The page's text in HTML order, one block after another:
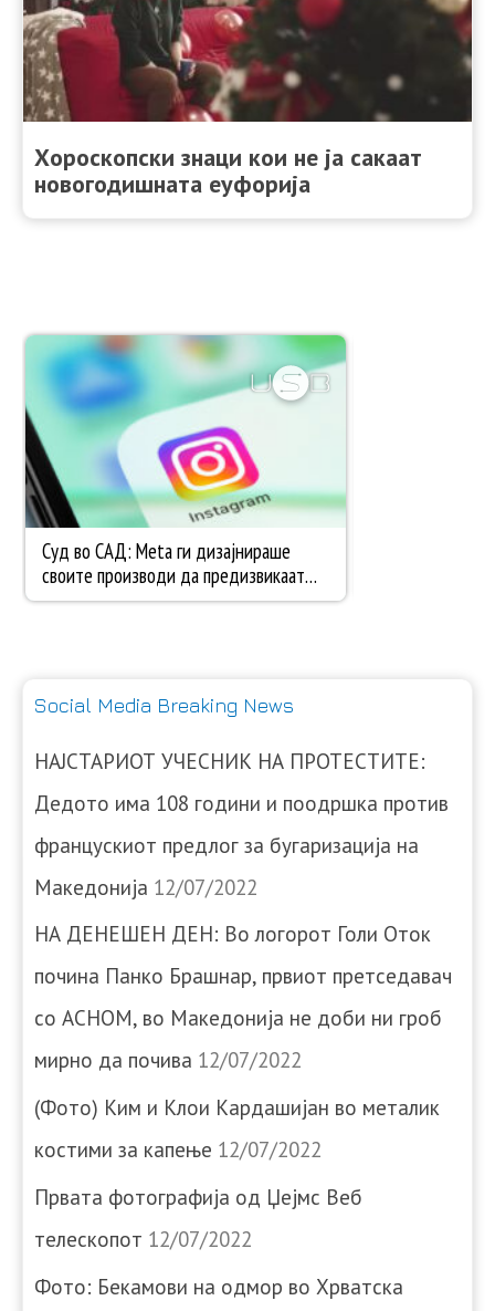
Хороскопски знаци кои не ја сакаат
новогодишната еуфорија
Social Media Breaking News
НАЈСТАРИОТ УЧЕСНИК НА ПРОТЕСТИТЕ:
Дедото има 108 години и поодршка против
францускиот предлог за бугаризација на
Македонија 12/07/2022
НА ДЕНЕШЕН ДЕН: Во логорот Голи Оток
почина Панко Брашнар, првиот претседавач
со АСНОМ, во Македонија не доби ни гроб
мирно да почива 12/07/2022
(Фото) Ким и Клои Кардашијан во металик
костими за капење 12/07/2022
Првата фотографија од Џејмс Веб
телескопот 12/07/2022
Фото: Бекамови на одмор во Хрватска